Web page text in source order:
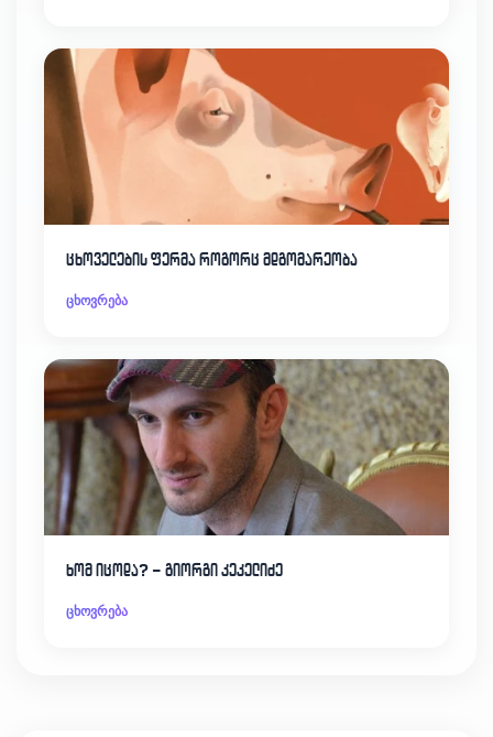
ცხოველების ფერმა როგორც მდგომარეობა
ცხოვრება
ხომ იცოდა? – გიორგი კეკელიძე
ცხოვრება